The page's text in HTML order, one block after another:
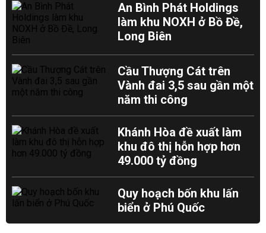
An Bình Phát Holdings
làm khu NOXH ở Bồ Đề,
Long Biên
Cầu Thượng Cát trên
Vành đai 3,5 sau gần một
năm thi công
Khánh Hòa đề xuất làm
khu đô thị hỗn hợp hơn
49.000 tỷ đồng
Quy hoạch bốn khu lấn
biển ở Phú Quốc